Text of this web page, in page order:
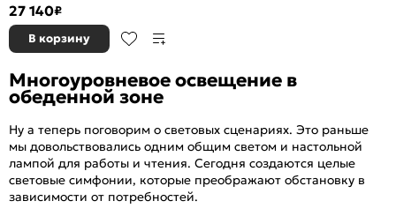
27 140₽
В корзину
Многоуровневое освещение в
обеденной зоне
Ну а теперь поговорим о световых сценариях. Это раньше
мы довольствовались одним общим светом и настольной
лампой для работы и чтения. Сегодня создаются целые
световые симфонии, которые преображают обстановку в
зависимости от потребностей.